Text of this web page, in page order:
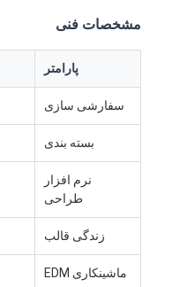
مشخصات فنی
پارامتر
سفارشی سازی
بسته بندی
نرم افزار
طراحی
زندگی قالب
ماشینکاری EDM